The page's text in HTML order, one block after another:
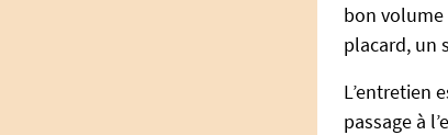
bon volume
placard, un
L’entretien
passage à